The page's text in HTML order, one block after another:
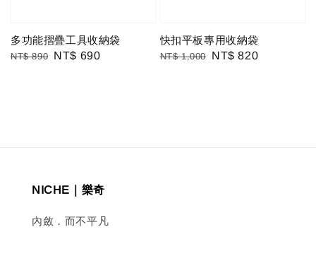
多功能摺疊工具收納袋
Regular
NT$ 890 Sale
NT$ 690
快扣平板專用收納袋
Regular
NT$ 1,000
Sale
NT$ 820
NICHE｜樂奇
內斂．而不平凡